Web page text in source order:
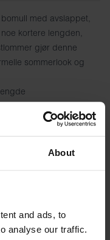
About
and ads, to
analyse our traffic.
med avslappet,
kortere lengden,
gjør denne
sommerlook og
og karakter